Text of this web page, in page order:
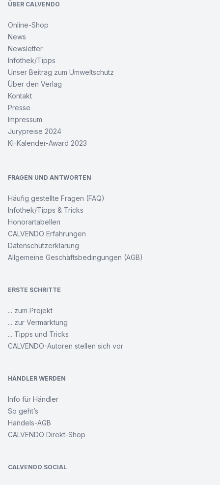
ÜBER CALVENDO
Online-Shop
News
Newsletter
Infothek/Tipps
Unser Beitrag zum Umweltschutz
Über den Verlag
Kontakt
Presse
Impressum
Jurypreise 2024
KI-Kalender-Award 2023
FRAGEN UND ANTWORTEN
Häufig gestellte Fragen (FAQ)
Infothek/Tipps & Tricks
Honorartabellen
CALVENDO Erfahrungen
Datenschutzerklärung
Allgemeine Geschäftsbedingungen (AGB)
ERSTE SCHRITTE
... zum Projekt
... zur Vermarktung
... Tipps und Tricks
CALVENDO-Autoren stellen sich vor
HÄNDLER WERDEN
Info für Händler
So geht’s
Handels-AGB
CALVENDO Direkt-Shop
CALVENDO SOCIAL